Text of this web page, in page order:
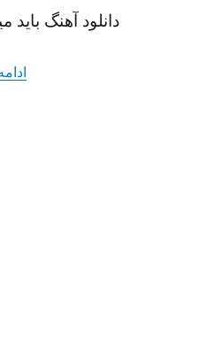
دانلود آهنگ باید